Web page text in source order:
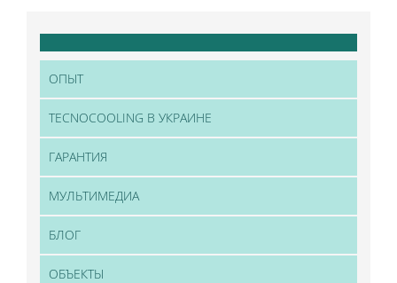
ОПЫТ
TECNOCOOLING В УКРАИНЕ
ГАРАНТИЯ
МУЛЬТИМЕДИА
БЛОГ
ОБЪЕКТЫ